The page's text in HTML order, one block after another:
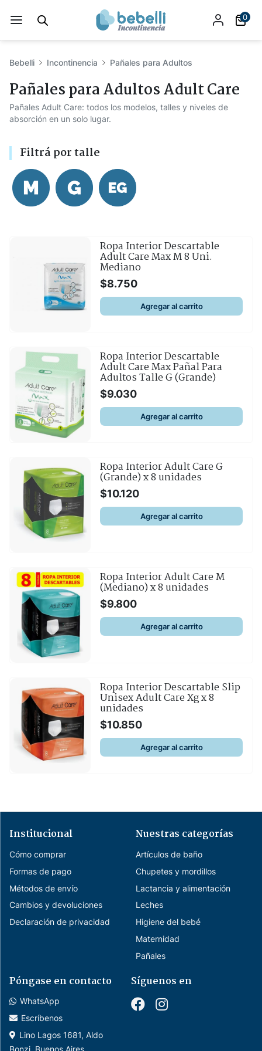
0
Bebelli Incontinencia Pañales para Adultos
Pañales para Adultos Adult Care
Pañales Adult Care: todos los modelos, talles y niveles de
absorción en un solo lugar.
Filtrá por talle
Ropa Interior Descartable
Adult Care Max M 8 Uni.
Mediano
$8.750
Agregar al carrito
Ropa Interior Descartable
Adult Care Max Pañal Para
Adultos Talle G (Grande)
$9.030
Agregar al carrito
Ropa Interior Adult Care G
(Grande) x 8 unidades
$10.120
Agregar al carrito
Ropa Interior Adult Care M
(Mediano) x 8 unidades
$9.800
Agregar al carrito
Ropa Interior Descartable Slip
Unisex Adult Care Xg x 8
unidades
$10.850
Agregar al carrito
Institucional
Cómo comprar
Formas de pago
Métodos de envío
Cambios y devoluciones
Declaración de privacidad
Nuestras categorías
Artículos de baño
Chupetes y mordillos
Lactancia y alimentación
Leches
Higiene del bebé
Maternidad
Pañales
Póngase en contacto
WhatsApp
Escríbenos
Lino Lagos 1681, Aldo
Bonzi, Buenos Aires
Síguenos en